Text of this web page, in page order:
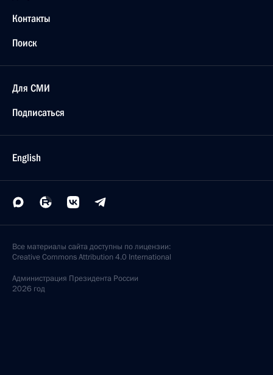
Контакты
Поиск
Для СМИ
Подписаться
English
Все материалы сайта доступны по лицензии:
Creative Commons Attribution 4.0 International
Администрация Президента России
2026 год